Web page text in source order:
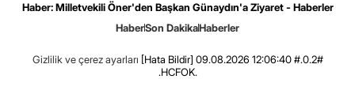
Haber: Milletvekili Öner'den Başkan Günaydın'a Ziyaret - Haberler
HaberSon DakikaHaberler
Gizlilik ve çerez ayarları [Hata Bildir] 09.08.2026 12:06:40 #.0.2#
.HCFOK.